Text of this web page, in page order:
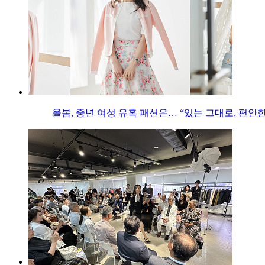
올봄, 중년 여성 유혹 패션은… “있는 그대로, 편안